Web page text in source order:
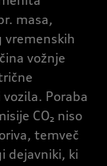
masa,
vremenskih
vožnje
Poraba
CO₂ niso
temveč
dejavniki, ki